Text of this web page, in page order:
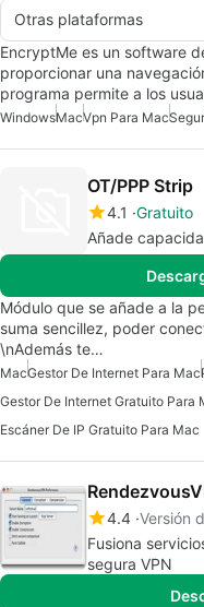
Otras plataformas
EncryptMe es un software
proporcionar una
programa permite a los
WindowsMacVpn Para Mac
OT/PPP Strip
4.1 Gratuito
Añade
Módulo que se añade a la
suma sencillez, poder
\nAdemás te…
MacGestor De Internet Para Mac
Gestor De Internet Gratuito Para
Escáner De IP Gratuito Para Mac
4.4 Versión
Fusiona
segura VPN